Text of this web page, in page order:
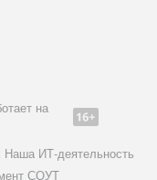
на
Наша ИТ-деятельность
СОУТ